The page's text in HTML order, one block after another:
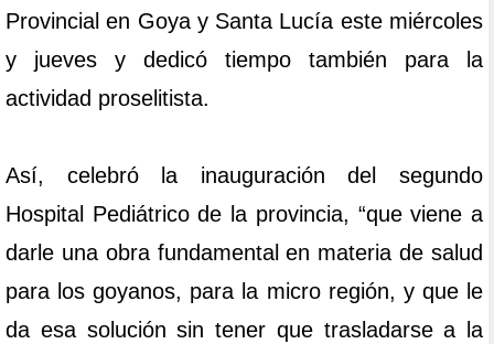
Provincial en Goya y Santa Lucía este miércoles
y jueves y dedicó tiempo también para la
actividad proselitista.
Así, celebró la inauguración del segundo
Hospital Pediátrico de la provincia, “que viene a
darle una obra fundamental en materia de salud
para los goyanos, para la micro región, y que le
da esa solución sin tener que trasladarse a la